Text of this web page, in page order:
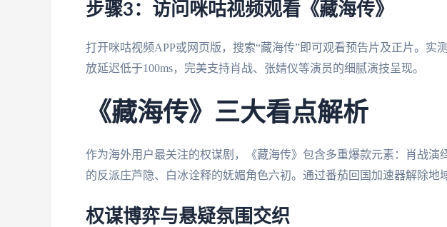
步骤3：访问咪咕视频观看《藏海传》
打开咪咕视频APP或网页版，搜索“藏海传”即可观看预告片及正片。实
放延迟低于100ms，完美支持肖战、张婧仪等演员的细腻演技呈现。
《藏海传》三大看点解析
作为海外用户最关注的权谋剧，《藏海传》包含多重爆款元素：肖战演
的反派庄芦隐、白冰诠释的妩媚角色六初。通过番茄回国加速器解除地
权谋博弈与悬疑氛围交织